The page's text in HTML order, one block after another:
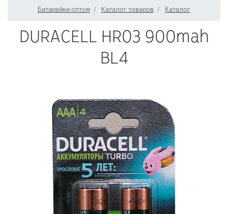
Батарейки оптом Каталог товаров Каталог
DURACELL HR03 900mah
BL4